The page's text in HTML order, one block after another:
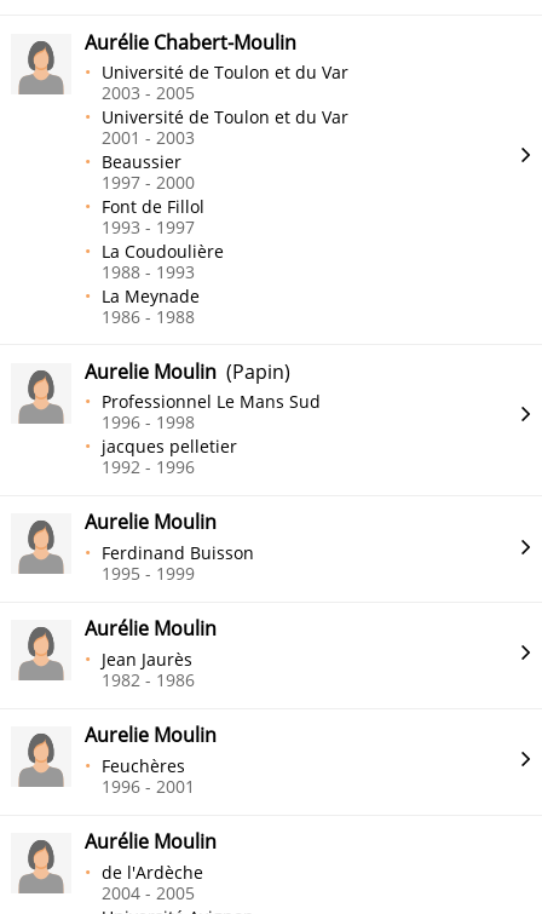
Aurélie Chabert-Moulin
Université de Toulon et du Var
2003 - 2005
Université de Toulon et du Var
2001 - 2003
Beaussier
1997 - 2000
Font de Fillol
1993 - 1997
La Coudoulière
1988 - 1993
La Meynade
1986 - 1988
Aurelie Moulin (Papin)
Professionnel Le Mans Sud
1996 - 1998
jacques pelletier
1992 - 1996
Aurelie Moulin
Ferdinand Buisson
1995 - 1999
Aurélie Moulin
Jean Jaurès
1982 - 1986
Aurelie Moulin
Feuchères
1996 - 2001
Aurélie Moulin
de l'Ardèche
2004 - 2005